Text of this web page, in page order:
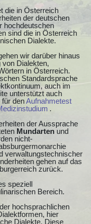
die in Österreich
der deutschen
hochdeutschen
sind die in Österreich
Dialekte.
wir darüber hinaus
von Dialekten,
in Österreich.
Standardsprache
auch im
unterstützt auch
für denAufnahmetest
.
der Aussprache
Mundarten und
nicht-
verwaltungstechnischer
gehen auf das
zurück.
speziell
Bereich.
hochsprachlichen
hier
Dialekte. Diese